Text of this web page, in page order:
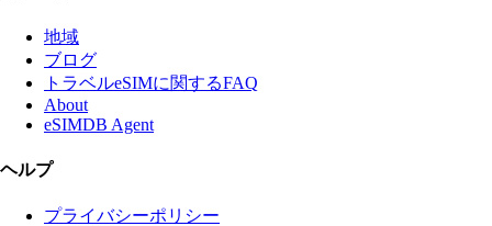
地域
ブログ
トラベルeSIMに関するFAQ
About
eSIMDB Agent
ヘルプ
プライバシーポリシー